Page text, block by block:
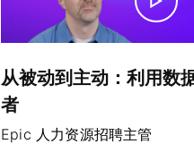
从被动到主动：利用数
者
Epic 人力资源招聘主管